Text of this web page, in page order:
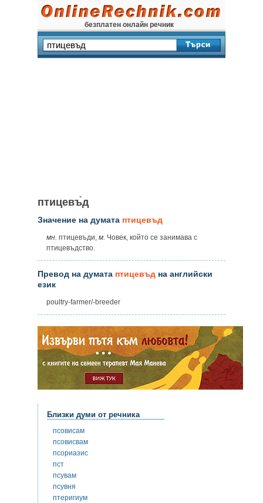
безплатен онлайн речник
птицевъ̀д
Значение на думата птицевъд
мн. птицевъди, м. Човек, който се занимава с
птицевъдство.
Превод на думата птицевъд на английски
език
poultry-farmer/-breeder
Близки думи от речника
псовисам
псовисвам
псориазис
пст
псувам
псувня
птеригиум